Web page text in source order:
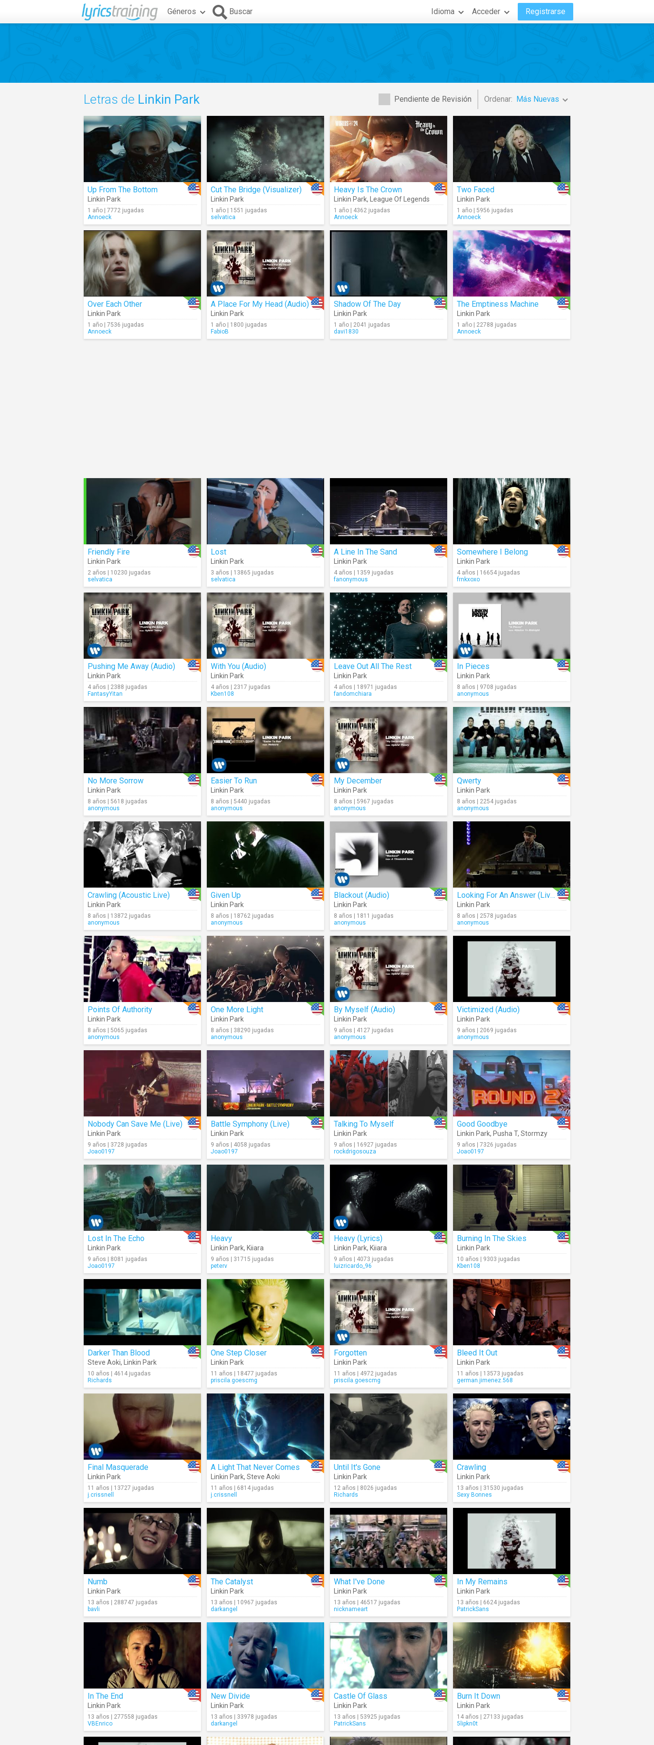
Géneros Buscar Idioma Acceder Registrarse
Pendiente de Revisión Ordenar: Más Nuevas
Letras de Linkin Park
Up From The Bottom
Linkin Park
1 año | 7772 jugadas
Annoeck
Cut The Bridge (Visualizer)
Linkin Park
1 año | 1551 jugadas
selvatica
Heavy Is The Crown
Linkin Park, League Of Legends
1 año | 4362 jugadas
Annoeck
Two Faced
Linkin Park
1 año | 5956 jugadas
Annoeck
Over Each Other
Linkin Park
1 año | 7536 jugadas
Annoeck
A Place For My Head (Audio)
Linkin Park
1 año | 1800 jugadas
FabioB
Shadow Of The Day
Linkin Park
1 año | 2041 jugadas
davi1830
The Emptiness Machine
Linkin Park
1 año | 22788 jugadas
Annoeck
Friendly Fire
Linkin Park
2 años | 10230 jugadas
selvatica
Lost
Linkin Park
3 años | 13865 jugadas
selvatica
A Line In The Sand
Linkin Park
4 años | 1359 jugadas
fanonymous
Somewhere I Belong
Linkin Park
4 años | 16654 jugadas
frnkxoxo
Pushing Me Away (Audio)
Linkin Park
4 años | 2388 jugadas
FantasyYitan
With You (Audio)
Linkin Park
4 años | 2317 jugadas
Kben108
Leave Out All The Rest
Linkin Park
4 años | 18971 jugadas
fandomchiara
In Pieces
Linkin Park
8 años | 9708 jugadas
anonymous
No More Sorrow
Linkin Park
8 años | 5618 jugadas
anonymous
Easier To Run
Linkin Park
8 años | 5440 jugadas
anonymous
My December
Linkin Park
8 años | 5967 jugadas
anonymous
Qwerty
Linkin Park
8 años | 2254 jugadas
anonymous
Crawling (Acoustic Live)
Linkin Park
8 años | 13872 jugadas
anonymous
Given Up
Linkin Park
8 años | 18762 jugadas
anonymous
Blackout (Audio)
Linkin Park
8 años | 1811 jugadas
anonymous
Looking For An Answer (Live)
Linkin Park
8 años | 2578 jugadas
anonymous
Points Of Authority
Linkin Park
8 años | 5065 jugadas
anonymous
One More Light
Linkin Park
8 años | 38290 jugadas
anonymous
By Myself (Audio)
Linkin Park
9 años | 4127 jugadas
anonymous
Victimized (Audio)
Linkin Park
9 años | 2069 jugadas
anonymous
Nobody Can Save Me (Live)
Linkin Park
9 años | 3728 jugadas
Joao0197
Battle Symphony (Live)
Linkin Park
9 años | 4058 jugadas
Joao0197
Talking To Myself
Linkin Park
9 años | 16927 jugadas
rockdrigosouza
Good Goodbye
Linkin Park, Pusha T, Stormzy
9 años | 7326 jugadas
Joao0197
Lost In The Echo
Linkin Park
9 años | 8081 jugadas
Joao0197
Heavy
Linkin Park, Kiiara
9 años | 31715 jugadas
peterv
Heavy (Lyrics)
Linkin Park, Kiiara
9 años | 4073 jugadas
luizricardo_96
Burning In The Skies
Linkin Park
10 años | 9303 jugadas
Kben108
Darker Than Blood
Steve Aoki, Linkin Park
10 años | 4614 jugadas
Richards
One Step Closer
Linkin Park
11 años | 18477 jugadas
priscila.goescmg
Forgotten
Linkin Park
11 años | 4972 jugadas
priscila.goescmg
Bleed It Out
Linkin Park
11 años | 13573 jugadas
german.jimenez.568
Final Masquerade
Linkin Park
11 años | 13727 jugadas
j.crissnell
A Light That Never Comes
Linkin Park, Steve Aoki
11 años | 6814 jugadas
j.crissnell
Until It's Gone
Linkin Park
12 años | 8026 jugadas
Richards
Crawling
Linkin Park
13 años | 31530 jugadas
Sexy Bonnes
Numb
Linkin Park
13 años | 288747 jugadas
bavli
The Catalyst
Linkin Park
13 años | 10967 jugadas
darkangel
What I've Done
Linkin Park
13 años | 46517 jugadas
nicknameart
In My Remains
Linkin Park
13 años | 6624 jugadas
PatrickSans
In The End
Linkin Park
13 años | 277558 jugadas
VBEnrico
New Divide
Linkin Park
13 años | 33978 jugadas
darkangel
Castle Of Glass
Linkin Park
13 años | 53925 jugadas
PatrickSans
Burn It Down
Linkin Park
14 años | 27133 jugadas
5lipkn0t